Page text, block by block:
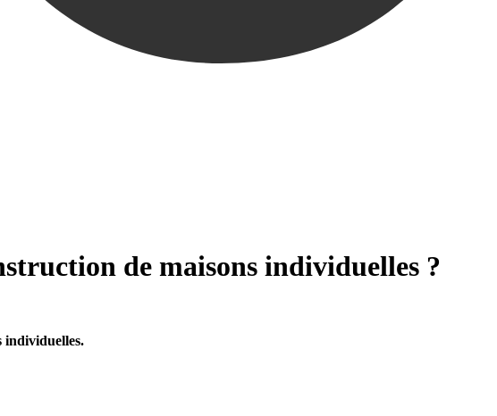
de maisons individuelles ?
individuelles.